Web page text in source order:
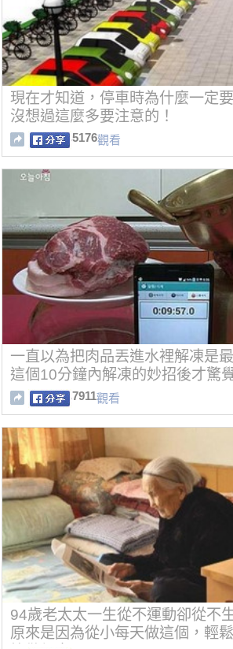
現在才知道，停車時為什麼一定
沒想過這麼多要注意的！
5176觀看
一直以為把肉品丟進水裡解凍是
這個10分鐘內解凍的妙招後才驚
7911觀看
94歲老太太一生從不運動卻從不
原來是因為從小每天做這個，輕